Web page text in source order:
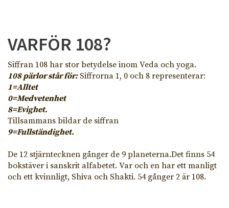
VARFÖR 108?
Siffran 108 har stor betydelse inom Veda och yoga.
108 pärlor står för:Siffrorna 1, 0 och 8 representerar:
1=Alltet
0=Medvetenhet
8=Evighet.
Tillsammans bildar de siffran
9=Fullständighet.
De 12 stjärntecknen gånger de 9 planeterna.Det finns 54
bokstäver i sanskrit alfabetet. Var och en har ett manligt
och ett kvinnligt, Shiva och Shakti. 54 gånger 2 är 108.